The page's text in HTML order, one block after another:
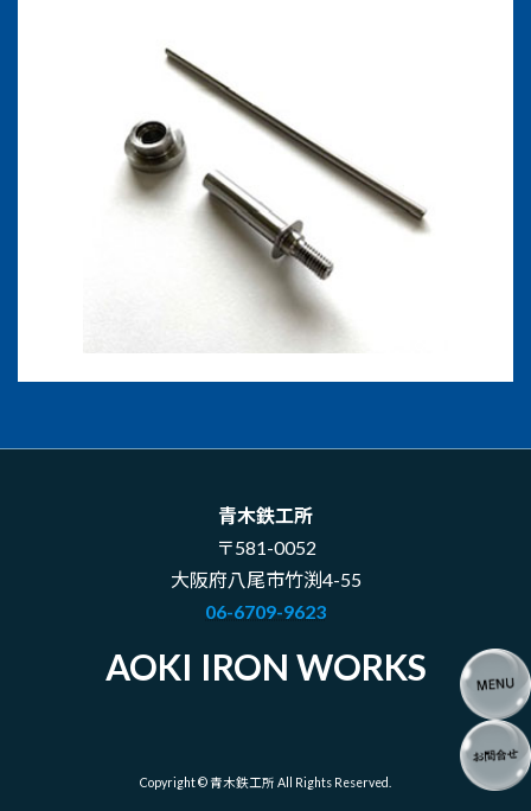
青木鉄工所
〒581-0052
大阪府八尾市竹渕4-55
06-6709-9623
AOKI IRON WORKS
Copyright © 青木鉄工所 All Rights Reserved.